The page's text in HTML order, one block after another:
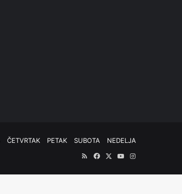
ČETVRTAK PETAK SUBOTA
NEDELJA
RSSFacebook
X YouTubeInstagram